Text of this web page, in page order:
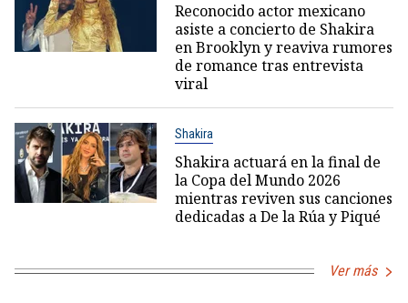
Reconocido actor mexicano
asiste a concierto de Shakira
en Brooklyn y reaviva rumores
de romance tras entrevista
viral
Shakira
Shakira actuará en la final de
la Copa del Mundo 2026
mientras reviven sus canciones
dedicadas a De la Rúa y Piqué
Ver más